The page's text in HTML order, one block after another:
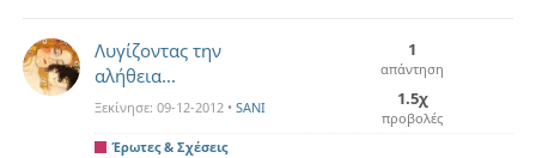
Λυγίζοντας την
αλήθεια...
Ξεκίνησε: 09-12-2012 • SANI
1
απάντηση
1.5χ
προβολές
Έρωτες & Σχέσεις